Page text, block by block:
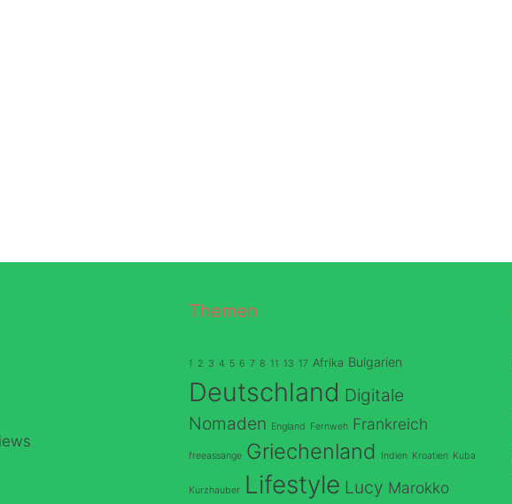
Themen
1 2 3 4 5 6 7 8 11 13 17 Afrika Bulgarien
Deutschland Digitale
Nomaden England Fernweh Frankreich
freeassange Griechenland Indien Kroatien Kuba
Kurzhauber Lifestyle Lucy Marokko